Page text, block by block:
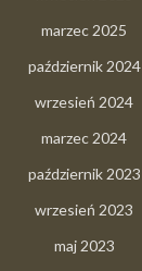
marzec 2025
październik 2024
wrzesień 2024
marzec 2024
październik 2023
wrzesień 2023
maj 2023